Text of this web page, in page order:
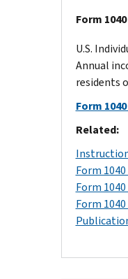
Form
U.S.
Annual
residents
Form
Related:
Form
Form
Form